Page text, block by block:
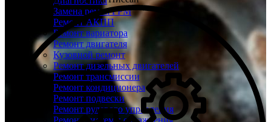
Замена ремня ГРМ
Ремонт АКПП
Ремонт вариатора
Ремонт двигателя
Кузовной ремонт
Ремонт дизельных двигателей
Ремонт трансмиссии
Ремонт кондиционера
Ремонт подвески
Ремонт рулевого управления
Ремонт системы охлаждения